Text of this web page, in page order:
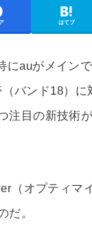
はてブ
にauがメイン
バンド18）
注目の新技術が
（オプティマ
だ。